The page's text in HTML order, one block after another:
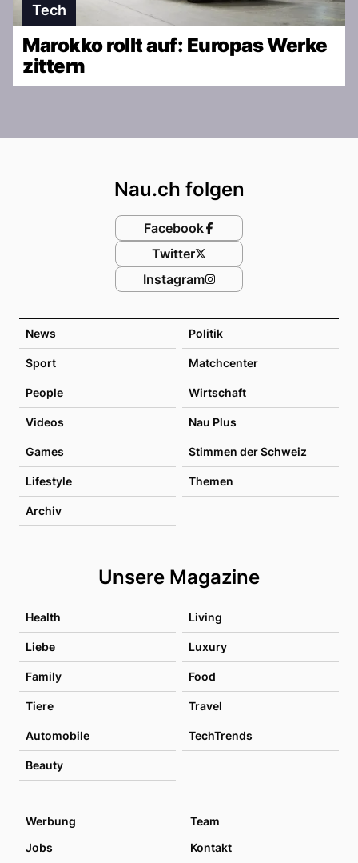
Tech
Marokko rollt auf: Europas Werke
zittern
News Politik
Sport Matchcenter
People Wirtschaft
Videos Nau Plus
Games Stimmen der Schweiz
Lifestyle Themen
Archiv
Unsere Magazine
Health Living
Liebe Luxury
Family Food
Tiere Travel
Automobile TechTrends
Beauty
Nau.ch folgen
Facebook
Twitter
Instagram
Werbung
Team
Jobs
Kontakt